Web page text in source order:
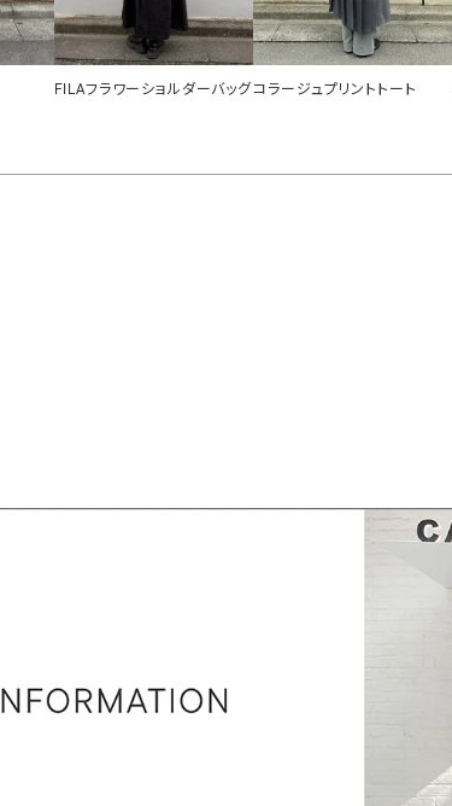
FILAフラワーショルダーバッグ コラージュプリントトート